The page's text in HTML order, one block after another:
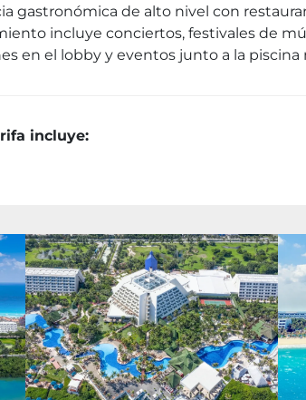
gastronómica de alto nivel con
incluye conciertos, festivales de
en el lobby y eventos junto a la piscina
incluye: